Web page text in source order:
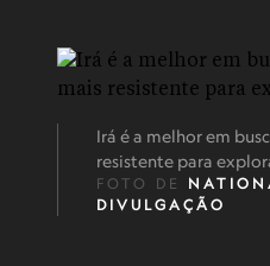
Irá é a melhor em
resistente para
FOTO DE
DIVULGAÇÃO